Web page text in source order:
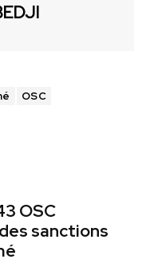
OSC
OSC
sanctions